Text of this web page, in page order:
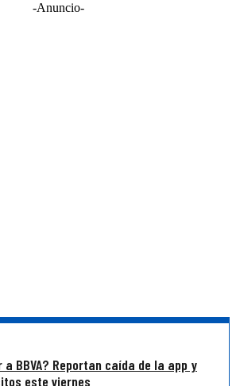
-Anuncio-
BBVA? Reportan caída de la app y
este viernes